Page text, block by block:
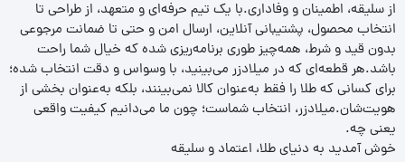
از سلیقه، اطمینان و وفاداری.با یک تیم حرفه‌ای و متعهد، از طراحی تا
انتخاب محصول، پشتیبانی آنلاین، ارسال امن و حتی تا ضمانت مرجوعی
بدون قید و شرط، همه‌چیز طوری برنامه‌ریزی شده که خیال شما راحت
باشد.هر قطعه‌ای که در میلادزر می‌بینید، با وسواس و دقت انتخاب شده؛
برای کسانی که طلا را فقط به‌عنوان کالا نمی‌بینند، بلکه به‌عنوان بخشی از
هویت‌شان.میلادزر، انتخاب شماست؛ چون ما می‌دانیم کیفیت واقعی
یعنی چه.
خوش آمدید به دنیای طلا، اعتماد و سلیقه